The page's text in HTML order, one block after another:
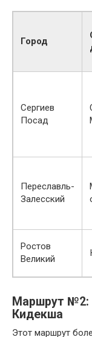
Город
Сергиев
Посад
Переславль-
Залесский
Ростов
Великий
Маршрут №2:
Кидекша
Этот маршрут